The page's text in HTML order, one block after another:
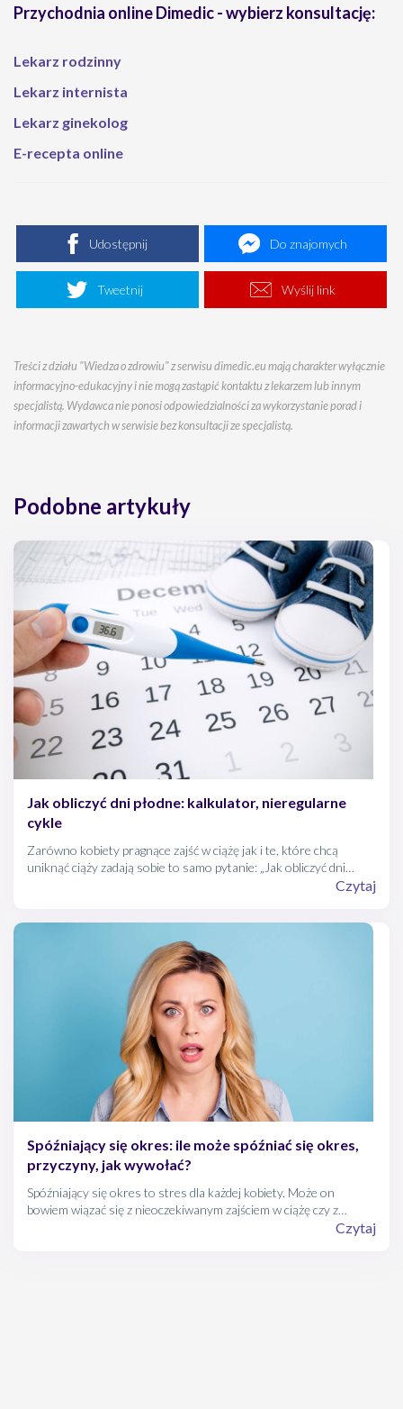
Przychodnia online Dimedic - wybierz konsultację:
Lekarz rodzinny
Lekarz internista
Lekarz ginekolog
E-recepta online
Udostępnij Do znajomych
Tweetnij Wyślij link
Treści z działu "Wiedza o zdrowiu" z serwisu dimedic.eu mają charakter wyłącznie
informacyjno-edukacyjny i nie mogą zastąpić kontaktu z lekarzem lub innym
specjalistą. Wydawca nie ponosi odpowiedzialności za wykorzystanie porad i
informacji zawartych w serwisie bez konsultacji ze specjalistą.
Podobne artykuły
Jak obliczyć dni płodne: kalkulator, nieregularne
cykle
Zarówno kobiety pragnące zajść w ciążę jak i te, które chcą
uniknąć ciąży zadają sobie to samo pytanie: „Jak obliczyć dni
płodne?”. Jest na to kilka nieskomplikowanych sposobów, jeden z
Czytaj
Spóźniający się okres: ile może spóźniać się okres,
przyczyny, jak wywołać?
Spóźniający się okres to stres dla każdej kobiety. Może on
bowiem wiązać się z nieoczekiwanym zajściem w ciążę czy z
Czytaj